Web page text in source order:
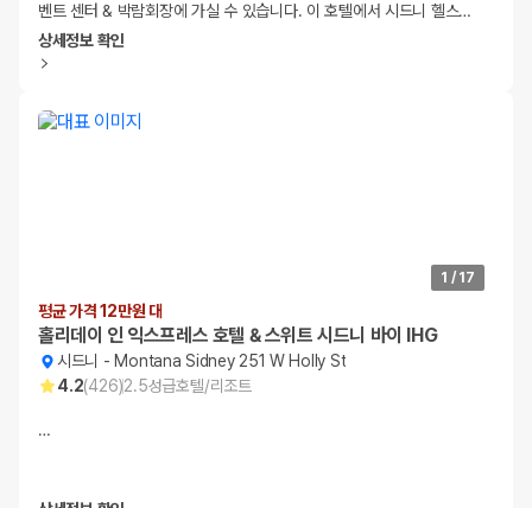
벤트 센터 & 박람회장에 가실 수 있습니다. 이 호텔에서 시드니 헬스…
상세정보 확인
1 / 17
평균 가격 12만원 대
홀리데이 인 익스프레스 호텔 & 스위트 시드니 바이 IHG
시드니 - Montana Sidney 251 W Holly St
4.2(426)2.5성급호텔/리조트
…